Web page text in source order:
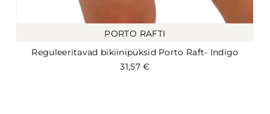
PORTO RAFTI
Reguleeritavad bikiinipüksid Porto Raft- Indigo
31,57€